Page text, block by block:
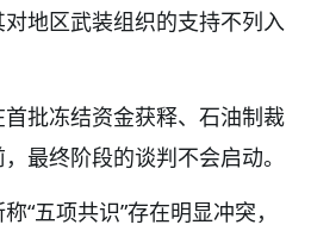
地区武装组织的支持不列入
批冻结资金获释、石油制裁
最终阶段的谈判不会启动。
“五项共识”存在明显冲突，